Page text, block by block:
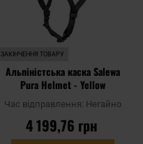
ЗАКІНЧЕННЯ ТОВАРУ
Альпіністська каска Salewa
Pura Helmet - Yellow
Час відправлення: Негайно
4 199,76 грн